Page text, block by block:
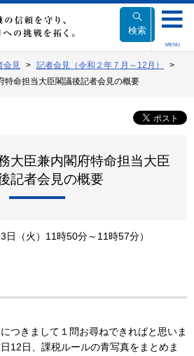
検索
MENU
会見
記者会見（令和２年７月～12月）
特命担当大臣閣議後記者会見の概要
大臣兼内閣府特命担当大臣
記者会見の概要
日（火）11時50分～11時57分）
つきまして１問お尋ねできればと思いま
12日、課税ルールの青写真をまとめま